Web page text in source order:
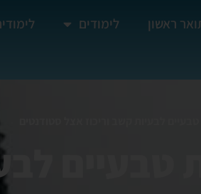
ראשון לימודים
טבעיים